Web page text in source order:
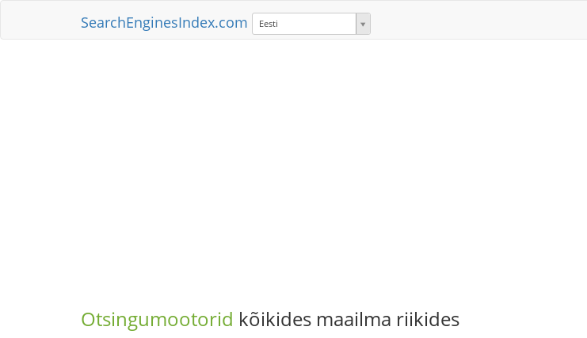
SearchEnginesIndex.com Eesti
Otsingumootorid kõikides maailma riikides